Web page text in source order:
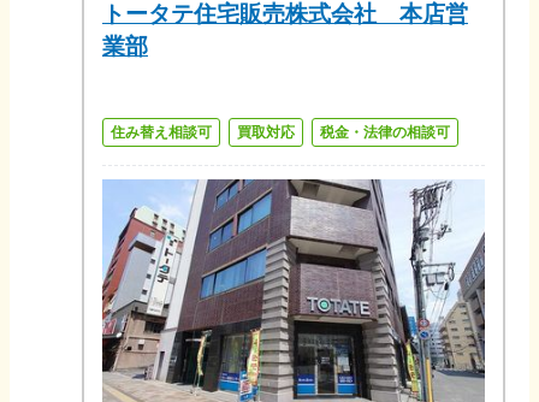
トータテ住宅販売株式会社 本店営
業部
住み替え相談可 買取対応 税金・法律の相談可